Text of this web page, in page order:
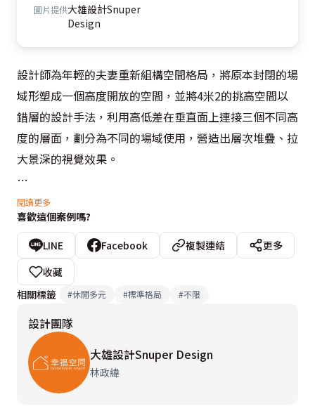
圖片提供大雄設計Snuper
Design
設計師為年輕的夫妻重新組構空間格局，將原本封閉的場
域形塑成一個高度開放的空間，並將4米2的挑高空間以
錯層的設計手法，利用高低差在垂直面上連接三個不同高
度的層面，劃分為不同的場域使用，營造出層次堆疊、拉
大景深的視覺效果。
空間主題圍塑著北歐Loft風格，明亮的日光與低彩度的色
調，更讓空間氛圍合諧舒適。開放式的公共空間連結客廳
與餐廳吧檯，並藉由地坪的質材做場域區分；位於中軸點
的樓梯，以穿透式的鐵件屏隔劃分前後區塊，讓下層的開
放書房及上層的主臥房增添豐富的視覺層次，也成為了整
閱讀更多
喜歡這個案例嗎?
LINE Facebook 複製連結
更多
收藏
相關標籤
#休閒多元 #標準格局 #不限
設計團隊
大雄設計Snuper Design
林政緯